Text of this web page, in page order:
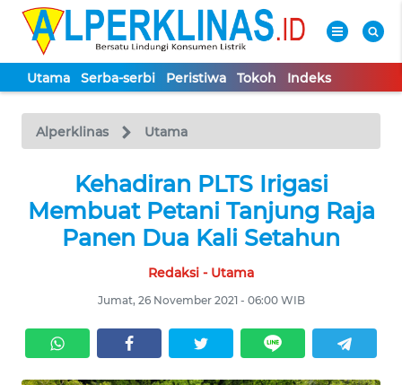
Utama Serba-serbi Peristiwa Tokoh Indeks
Alperklinas Utama
Kehadiran PLTS Irigasi
Membuat Petani Tanjung Raja
Panen Dua Kali Setahun
Redaksi - Utama
Jumat, 26 November 2021 - 06:00 WIB
TV
Tutup
SERBA-
TOKOH